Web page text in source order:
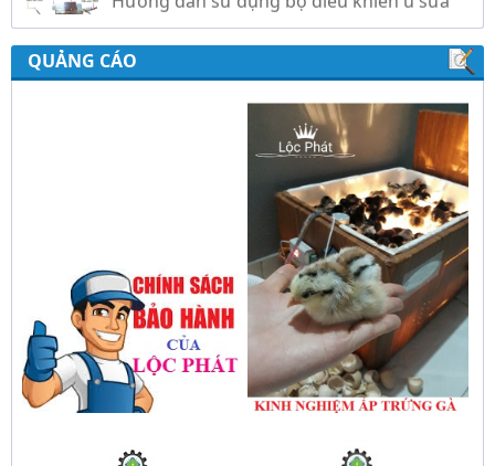
Hướng dẫn sử dụng bộ điều khiển độ ẩm
gold, nhiệt độ và ánh sáng tự động Lộc
QUẢNG CÁO